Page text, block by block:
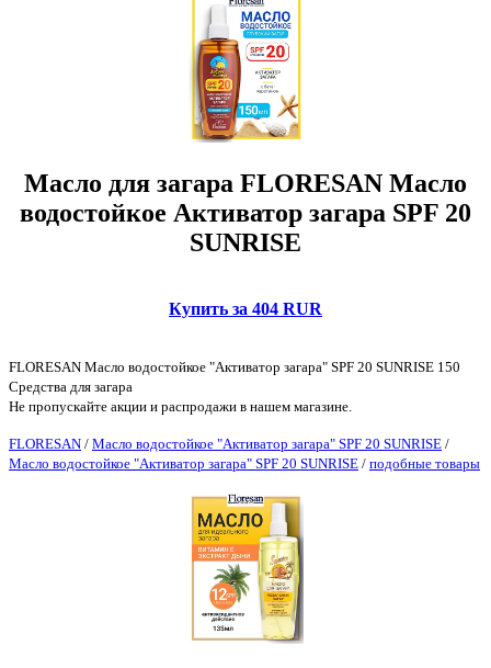
Масло для загара FLORESAN Масло
водостойкое Активатор загара SPF 20
SUNRISE
Купить за 404 RUR
FLORESAN Масло водостойкое "Активатор загара" SPF 20 SUNRISE 150
Средства для загара
Не пропускайте акции и распродажи в нашем магазине.
FLORESAN / Масло водостойкое "Активатор загара" SPF 20 SUNRISE /
Масло водостойкое "Активатор загара" SPF 20 SUNRISE / подобные товары